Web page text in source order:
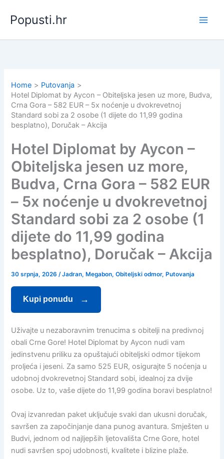
content
Popusti.hr
Home
Putovanja
Hotel Diplomat by Aycon – Obiteljska jesen uz more, Budva,
Crna Gora – 582 EUR – 5x noćenje u dvokrevetnoj
Standard sobi za 2 osobe (1 dijete do 11,99 godina
besplatno), Doručak – Akcija
Hotel Diplomat by Aycon –
Obiteljska jesen uz more,
Budva, Crna Gora – 582 EUR
– 5x noćenje u dvokrevetnoj
Standard sobi za 2 osobe (1
dijete do 11,99 godina
besplatno), Doručak – Akcija
30 srpnja, 2026/Jadran, Megabon,Obiteljski odmor, Putovanja
Kupi ponudu
Uživajte u nezaboravnim trenucima s obitelji na predivnoj
obali Crne Gore! Hotel Diplomat by Aycon nudi vam
jedinstvenu priliku za opuštajući obiteljski odmor tijekom
proljeća i jeseni. Za samo 525 EUR, osigurajte 5 noćenja u
udobnoj dvokrevetnoj Standard sobi, idealnoj za dvije
osobe. Uz to, vaše dijete do 11,99 godina boravi besplatno!
Ovaj izvanredan paket uključuje svaki dan ukusni doručak,
savršen za započinjanje dana punog avantura. Smješten u
Budvi, jednom od najljepših ljetovališta Crne Gore, hotel
nudi savršen spoj udobnosti, kvalitete i blizine plaže.